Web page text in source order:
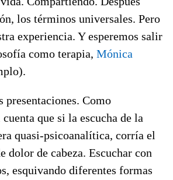
los términos universales. Pero
experiencia. Y esperemos salir
como terapia, Mónica
presentaciones. Como
que si la escucha de la
quasi-psicoanalítica, corría el
de cabeza. Escuchar con
esquivando diferentes formas